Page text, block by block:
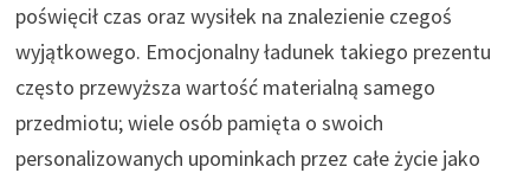
poświęcił czas oraz wysiłek na znalezienie czegoś
wyjątkowego. Emocjonalny ładunek takiego prezentu
często przewyższa wartość materialną samego
przedmiotu; wiele osób pamięta o swoich
personalizowanych upominkach przez całe życie jako